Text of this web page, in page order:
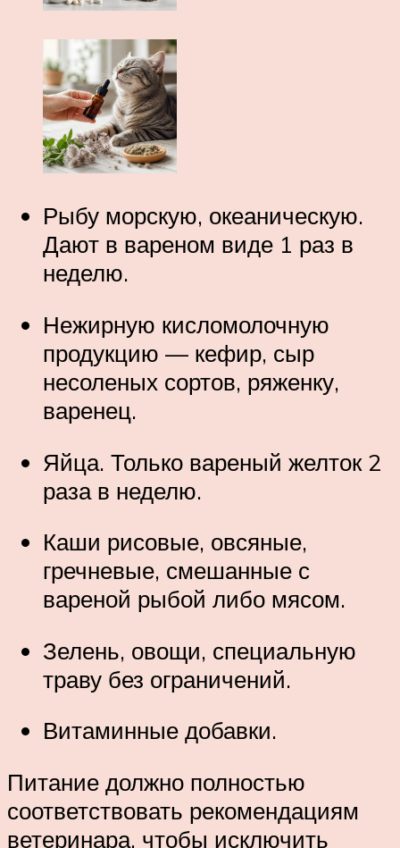
Рыбу морскую, океаническую.
Дают в вареном виде 1 раз в
неделю.
Нежирную кисломолочную
продукцию — кефир, сыр
несоленых сортов, ряженку,
варенец.
Яйца. Только вареный желток 2
раза в неделю.
Каши рисовые, овсяные,
гречневые, смешанные с
вареной рыбой либо мясом.
Зелень, овощи, специальную
траву без ограничений.
Витаминные добавки.
Питание должно полностью
соответствовать рекомендациям
ветеринара, чтобы исключить